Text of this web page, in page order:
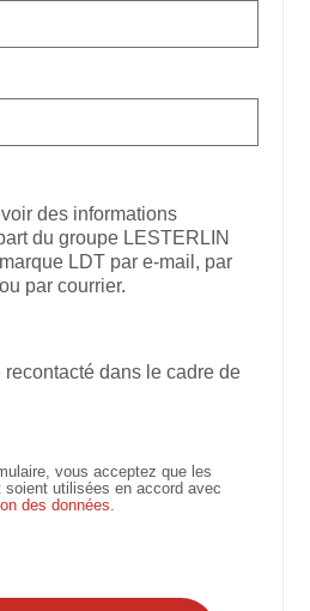
des informations
du groupe LESTERLIN
LDT par e-mail, par
par courrier.
recontacté dans le cadre de
vous acceptez que les
soient utilisées en accord avec
des données